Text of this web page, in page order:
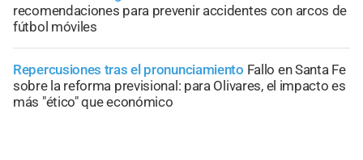
recomendaciones para prevenir accidentes con arcos de
fútbol móviles
Repercusiones tras el pronunciamiento Fallo en Santa Fe
sobre la reforma previsional: para Olivares, el impacto es
más "ético" que económico